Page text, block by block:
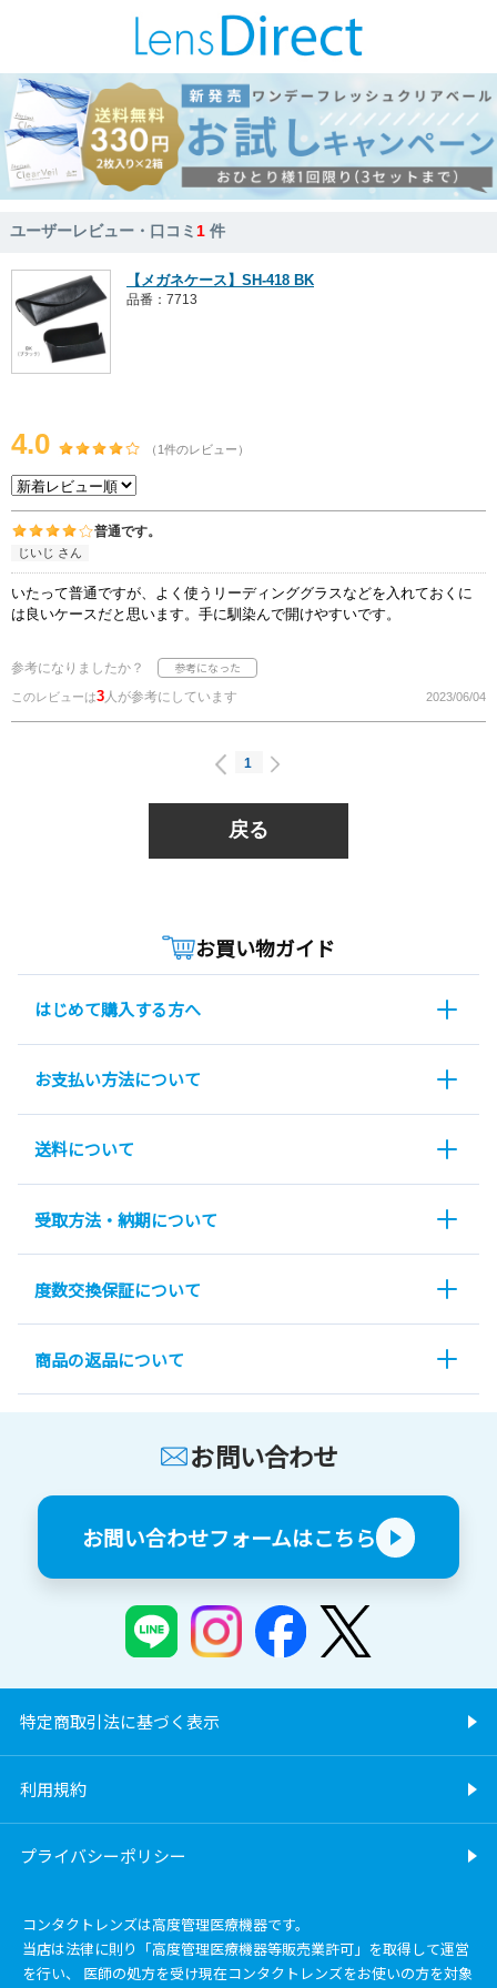
ユーザーレビュー・口コミ1 件
【メガネケース】SH-418 BK
品番：7713
4.0 （1件のレビュー）
普通です。
じいじ さん
いたって普通ですが、よく使うリーディンググラスなどを入れておくに
は良いケースだと思います。手に馴染んで開けやすいです。
参考になりましたか？
このレビューは3人が参考にしています 2023/06/04
1
戻る
お買い物ガイド
はじめて購入する方へ
お支払い方法について
送料について
受取方法・納期について
度数交換保証について
商品の返品について
お問い合わせ
お問い合わせフォームはこちら
特定商取引法に基づく表示
利用規約
プライバシーポリシー
コンタクトレンズは高度管理医療機器です。
当店は法律に則り「高度管理医療機器等販売業許可」を取得して運営
を行い、 医師の処方を受け現在コンタクトレンズをお使いの方を対象